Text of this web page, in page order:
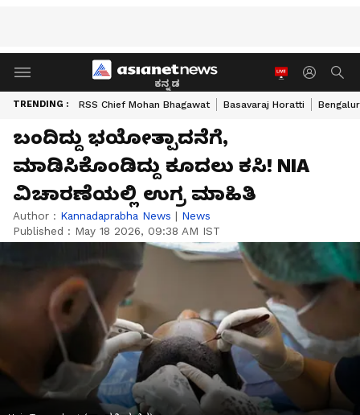
ಕನ್ನಡ
TRENDING : RSS Chief Mohan Bhagawat Basavaraj Horatti
ಬಂದಿದ್ದು ಭಯೋತ್ಪಾದನೆಗೆ,
ಮಾಡಿಸಿಕೊಂಡಿದ್ದು ಕೂದಲು ಕಸಿ! NIA
ವಿಚಾರಣೆಯಲ್ಲಿ ಉಗ್ರ ಮಾಹಿತಿ
Author : Kannadaprabha News | News
Published : May 18 2026, 09:38 AM IST